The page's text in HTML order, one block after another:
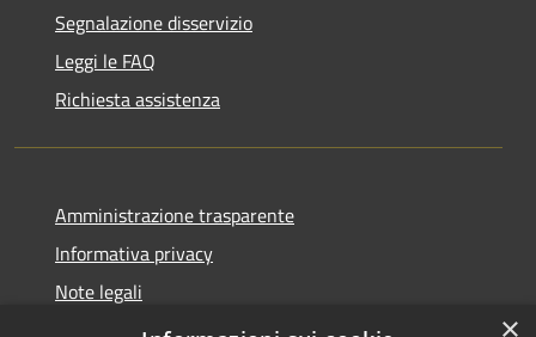
Segnalazione disservizio
Leggi le FAQ
Richiesta assistenza
Amministrazione trasparente
Informativa privacy
Note legali
Dichiarazione di accessibilità
×